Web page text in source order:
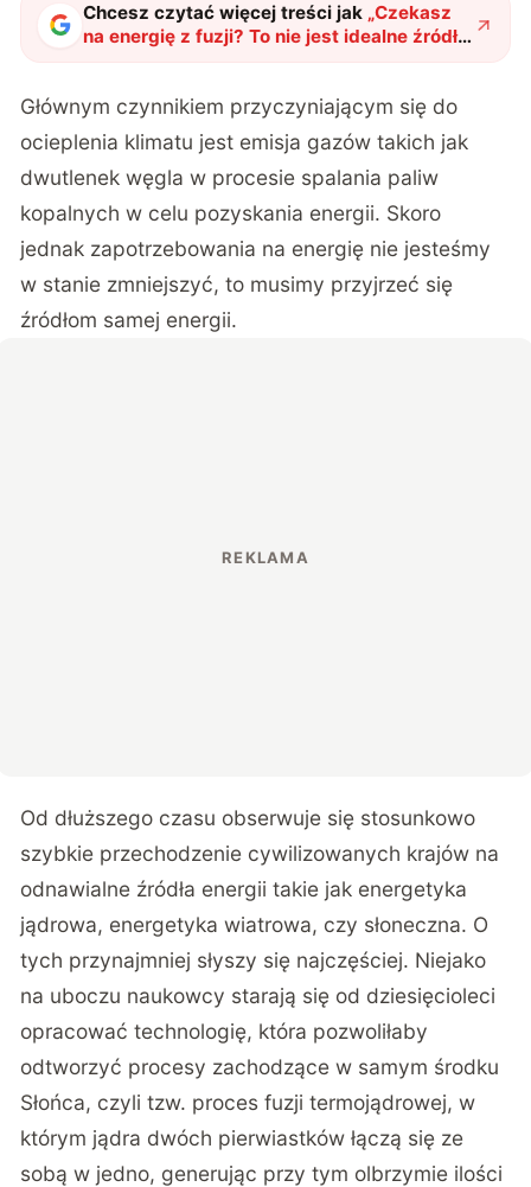
Chcesz czytać więcej treści jak „Czekasz
na energię z fuzji? To nie jest idealne źródło
energii"?
Głównym czynnikiem przyczyniającym się do
ocieplenia klimatu jest emisja gazów takich jak
dwutlenek węgla w procesie spalania paliw
kopalnych w celu pozyskania energii. Skoro
jednak zapotrzebowania na energię nie jesteśmy
w stanie zmniejszyć, to musimy przyjrzeć się
źródłom samej energii.
Od dłuższego czasu obserwuje się stosunkowo
szybkie przechodzenie cywilizowanych krajów na
odnawialne źródła energii takie jak energetyka
jądrowa, energetyka wiatrowa, czy słoneczna. O
tych przynajmniej słyszy się najczęściej. Niejako
na uboczu naukowcy starają się od dziesięcioleci
opracować technologię, która pozwoliłaby
odtworzyć procesy zachodzące w samym środku
Słońca, czyli tzw. proces fuzji termojądrowej, w
którym jądra dwóch pierwiastków łączą się ze
sobą w jedno, generując przy tym olbrzymie ilości